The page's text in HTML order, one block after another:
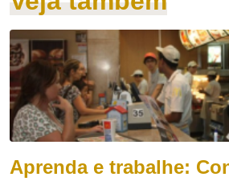
Aprenda e trabalhe: